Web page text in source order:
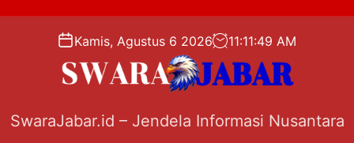
Kamis, Agustus 6 2026 11:11:51 AM
SwaraJabar.id – Jendela Informasi Nusantara